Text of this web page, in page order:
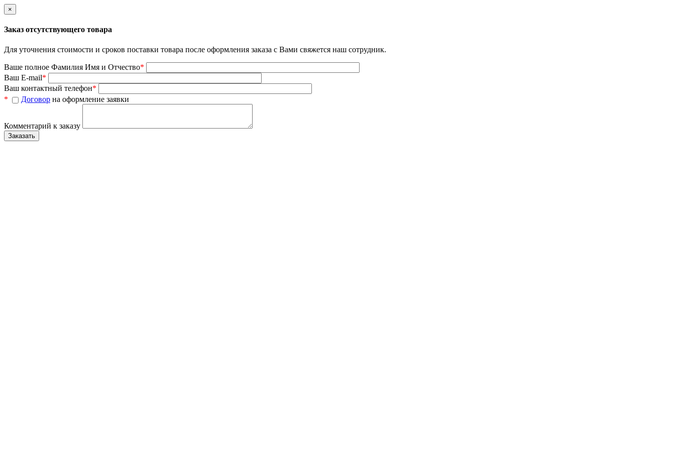
×
Заказ отсутствующего товара
Для уточнения стоимости и сроков поставки товара после оформления заказа с Вами свяжется наш сотрудник.
Ваше полное Фамилия Имя и Отчество*
Ваш E-mail*
Ваш контактный телефон*
*
Договор на оформление заявки
Комментарий к заказу